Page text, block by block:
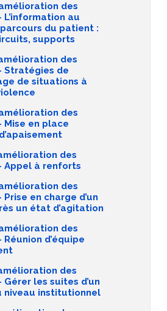
des
au
du patient :
supports
des
Stratégies de
de situations à
des
Mise en place
des
Appel à renforts
des
en charge d’un
un état d’agitation
des
d’équipe
des
les suites d’un
niveau institutionnel